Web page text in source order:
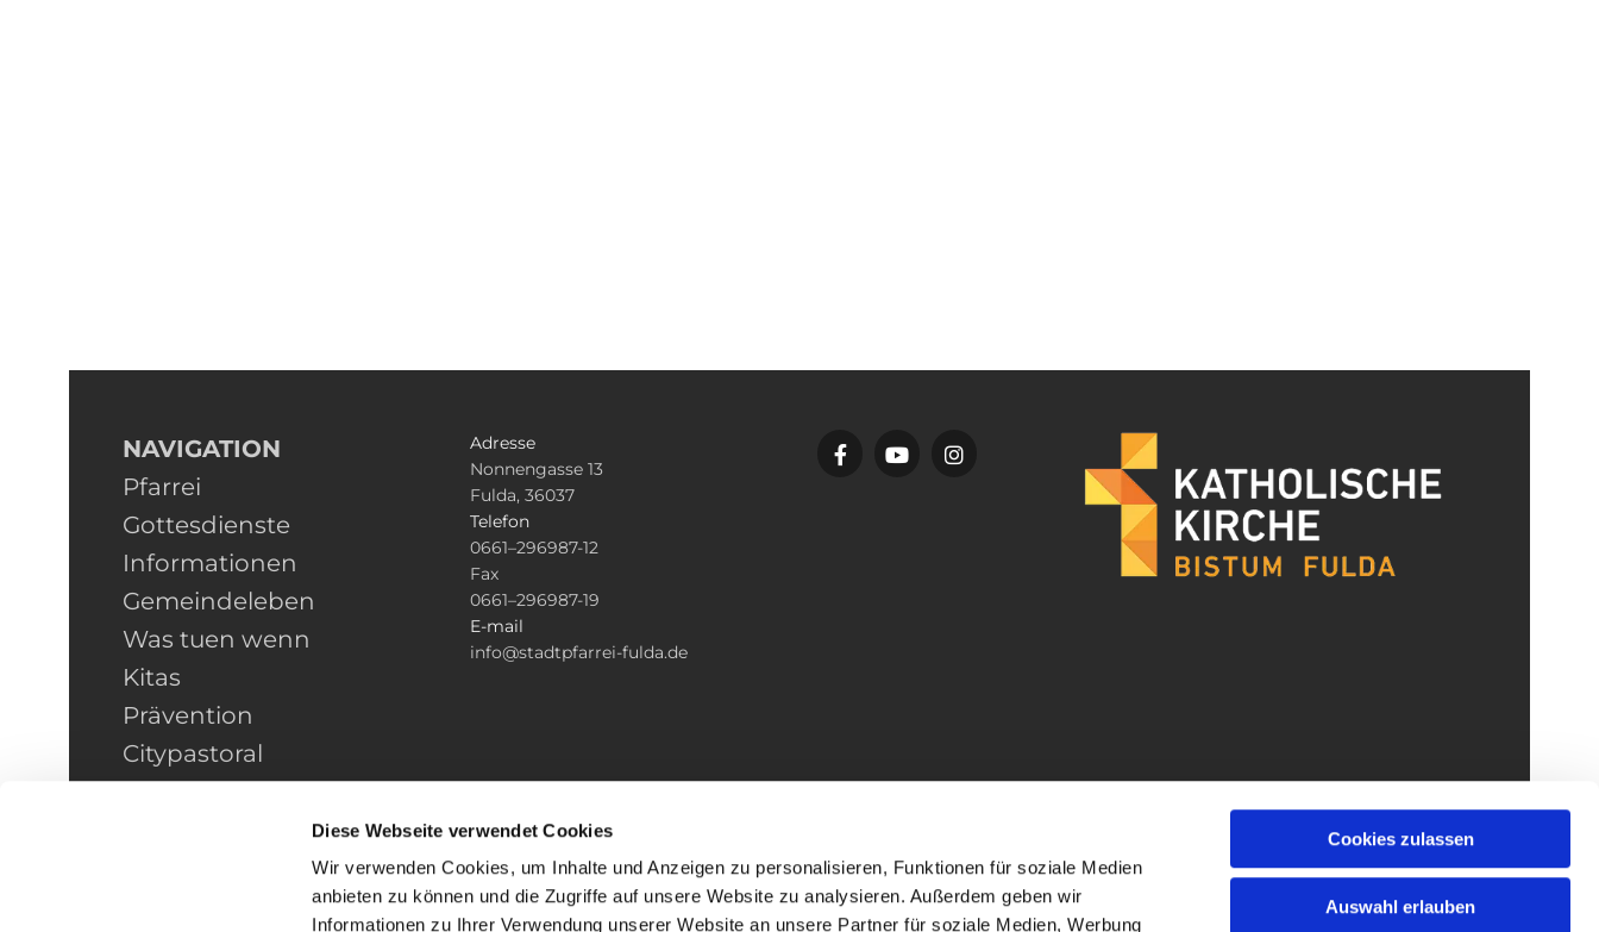
Diese Webseite verwendet Cookies
Wir verwenden Cookies, um Inhalte und Anzeigen zu personalisieren, Funktionen für soziale Medien
anbieten zu können und die Zugriffe auf unsere Website zu analysieren. Außerdem geben wir
Informationen zu Ihrer Verwendung unserer Website an unsere Partner für soziale Medien, Werbung
Cookies zulassen
Auswahl erlauben
NAVIGATION
Pfarrei
Gottesdienste
Informationen
Gemeindeleben
Was tuen wenn
Kitas
Prävention
Citypastoral
Kontakt
HINWEISGEBERSCHUTZ
Adresse
Nonnengasse 13
Fulda, 36037
Telefon
0661–296987-12
Fax
0661–296987-19
E-mail
info@stadtpfarrei-fulda.de